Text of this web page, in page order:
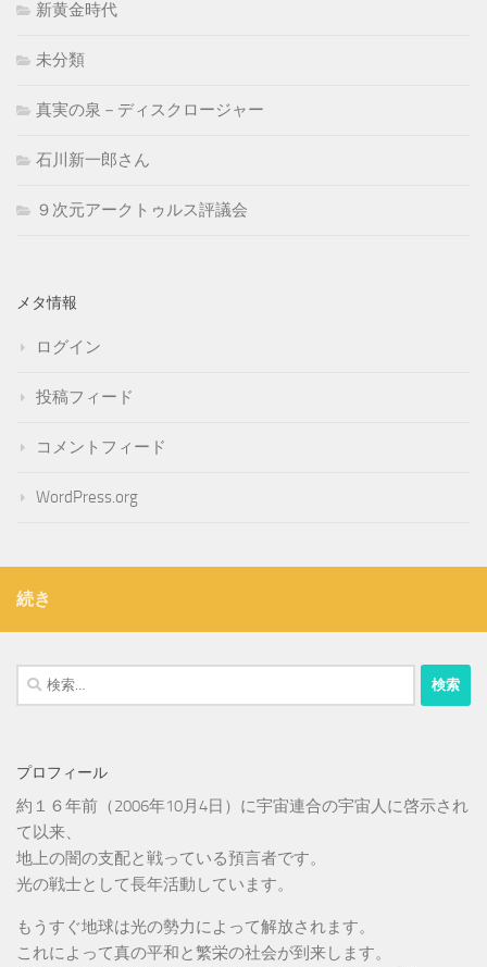
新黄金時代
未分類
真実の泉－ディスクロージャー
石川新一郎さん
９次元アークトゥルス評議会
メタ情報
ログイン
投稿フィード
コメントフィード
WordPress.org
続き
検
索:
プロフィール
約１６年前（2006年10月4日）に宇宙連合の宇宙人に啓示され
て以来、
地上の闇の支配と戦っている預言者です。
光の戦士として長年活動しています。
もうすぐ地球は光の勢力によって解放されます。
これによって真の平和と繁栄の社会が到来します。